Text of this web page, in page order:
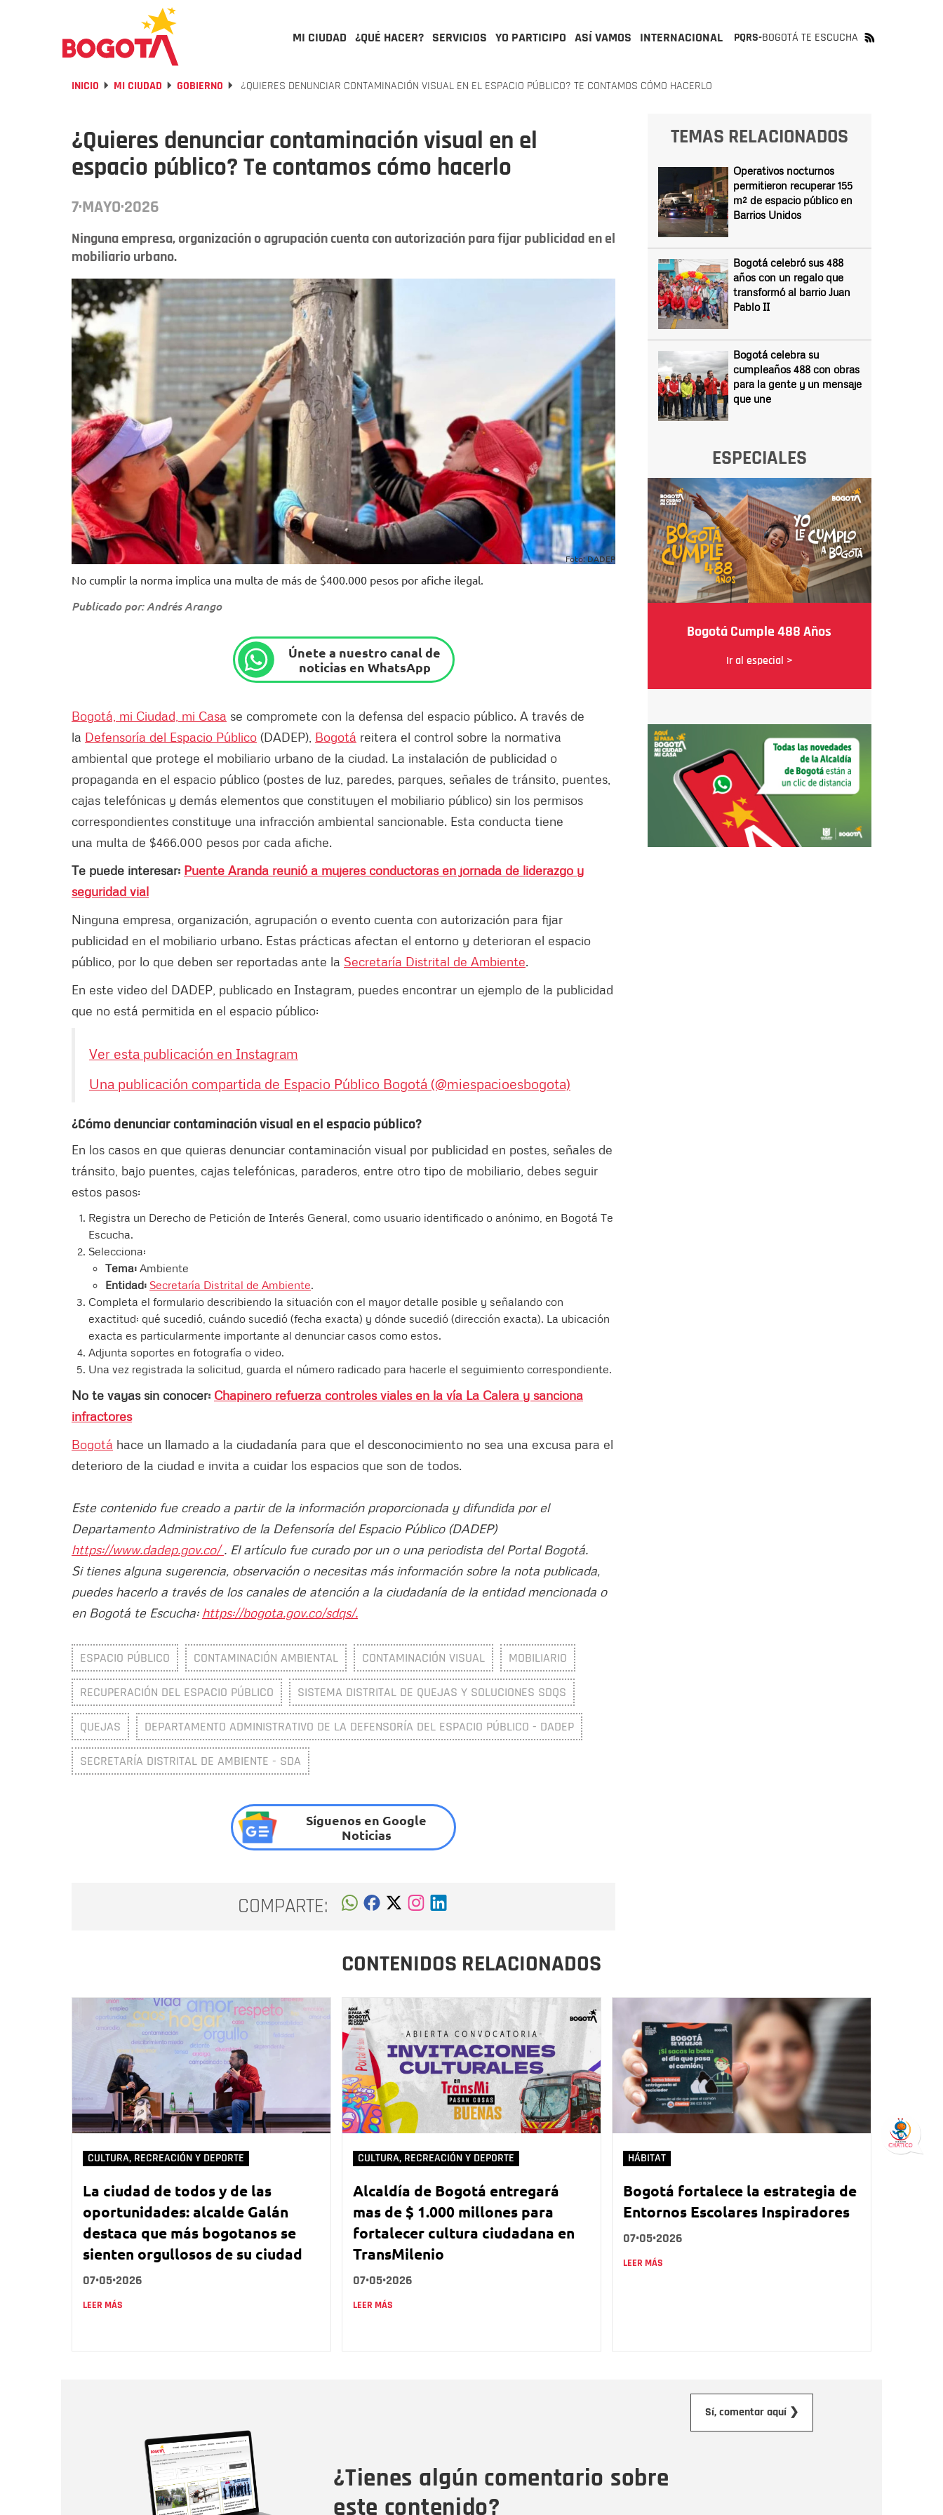
MI CIUDAD ¿QUÉ HACER? SERVICIOS YO PARTICIPO ASÍ VAMOS INTERNACIONAL PQRS-BOGOTÁ TE ESCUCHA
INICIO MI CIUDAD GOBIERNO ¿QUIERES DENUNCIAR CONTAMINACIÓN VISUAL EN EL ESPACIO PÚBLICO? TE CONTAMOS CÓMO HACERLO
¿Quieres denunciar contaminación visual en el
espacio público? Te contamos cómo hacerlo
7·MAYO·2026
Ninguna empresa, organización o agrupación cuenta con autorización para fijar publicidad en el
mobiliario urbano.
Foto: DADEP
No cumplir la norma implica una multa de más de $400.000 pesos por afiche ilegal.
Publicado por: Andrés Arango
Únete a nuestro canal de
noticias en WhatsApp
Bogotá, mi Ciudad, mi Casa se compromete con la defensa del espacio público. A través de
la Defensoría del Espacio Público (DADEP), Bogotá reitera el control sobre la normativa
ambiental que protege el mobiliario urbano de la ciudad. La instalación de publicidad o
propaganda en el espacio público (postes de luz, paredes, parques, señales de tránsito, puentes,
cajas telefónicas y demás elementos que constituyen el mobiliario público) sin los permisos
correspondientes constituye una infracción ambiental sancionable. Esta conducta tiene
una multa de $466.000 pesos por cada afiche.
Te puede interesar: Puente Aranda reunió a mujeres conductoras en jornada de liderazgo y
seguridad vial
Ninguna empresa, organización, agrupación o evento cuenta con autorización para fijar
publicidad en el mobiliario urbano. Estas prácticas afectan el entorno y deterioran el espacio
público, por lo que deben ser reportadas ante la Secretaría Distrital de Ambiente.
En este video del DADEP, publicado en Instagram, puedes encontrar un ejemplo de la publicidad
que no está permitida en el espacio público:
Ver esta publicación en Instagram
Una publicación compartida de Espacio Público Bogotá (@miespacioesbogota)
¿Cómo denunciar contaminación visual en el espacio público?
En los casos en que quieras denunciar contaminación visual por publicidad en postes, señales de
tránsito, bajo puentes, cajas telefónicas, paraderos, entre otro tipo de mobiliario, debes seguir
estos pasos:
Registra un Derecho de Petición de Interés General, como usuario identificado o anónimo, en Bogotá Te
Escucha.
Selecciona:
Tema: Ambiente
Entidad: Secretaría Distrital de Ambiente.
Completa el formulario describiendo la situación con el mayor detalle posible y señalando con
exactitud: qué sucedió, cuándo sucedió (fecha exacta) y dónde sucedió (dirección exacta). La ubicación
exacta es particularmente importante al denunciar casos como estos.
Adjunta soportes en fotografía o video.
Una vez registrada la solicitud, guarda el número radicado para hacerle el seguimiento correspondiente.
No te vayas sin conocer: Chapinero refuerza controles viales en la vía La Calera y sanciona
infractores
Bogotá hace un llamado a la ciudadanía para que el desconocimiento no sea una excusa para el
deterioro de la ciudad e invita a cuidar los espacios que son de todos.
Este contenido fue creado a partir de la información proporcionada y difundida por el
Departamento Administrativo de la Defensoría del Espacio Público (DADEP)
https://www.dadep.gov.co/. El artículo fue curado por un o una periodista del Portal Bogotá.
Si tienes alguna sugerencia, observación o necesitas más información sobre la nota publicada,
puedes hacerlo a través de los canales de atención a la ciudadanía de la entidad mencionada o
en Bogotá te Escucha: https://bogota.gov.co/sdqs/.
ESPACIO PÚBLICO CONTAMINACIÓN AMBIENTAL CONTAMINACIÓN VISUAL MOBILIARIO
RECUPERACIÓN DEL ESPACIO PÚBLICO SISTEMA DISTRITAL DE QUEJAS Y SOLUCIONES SDQS
QUEJAS DEPARTAMENTO ADMINISTRATIVO DE LA DEFENSORÍA DEL ESPACIO PÚBLICO - DADEP
SECRETARÍA DISTRITAL DE AMBIENTE - SDA
Síguenos en Google
Noticias
COMPARTE:
TEMAS RELACIONADOS
Operativos nocturnos
permitieron recuperar 155
m² de espacio público en
Barrios Unidos
Bogotá celebró sus 488
años con un regalo que
transformó al barrio Juan
Pablo II
Bogotá celebra su
cumpleaños 488 con obras
para la gente y un mensaje
que une
ESPECIALES
Bogotá Cumple 488 Años
Ir al especial >
CONTENIDOS RELACIONADOS
CULTURA, RECREACIÓN Y DEPORTE
La ciudad de todos y de las
oportunidades: alcalde Galán
destaca que más bogotanos se
sienten orgullosos de su ciudad
07•05•2026
LEER MÁS
CULTURA, RECREACIÓN Y DEPORTE
Alcaldía de Bogotá entregará
mas de $ 1.000 millones para
fortalecer cultura ciudadana en
TransMilenio
07•05•2026
LEER MÁS
HÁBITAT
Bogotá fortalece la estrategia de
Entornos Escolares Inspiradores
07•05•2026
LEER MÁS
¿Tienes algún comentario sobre
este contenido?
Sí, comentar aquí ❯